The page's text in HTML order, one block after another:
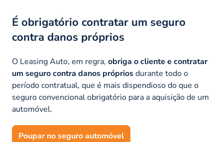
É obrigatório contratar um seguro
contra danos próprios
O Leasing Auto, em regra, obriga o cliente e contratar
um seguro contra danos própriosdurante todo o
período contratual, que é mais dispendioso do que o
seguro convencional obrigatório para a aquisição de um
automóvel.
Poupar no seguro automóvel